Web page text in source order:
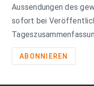
Aussendungen des
sofort bei
ABONNIEREN